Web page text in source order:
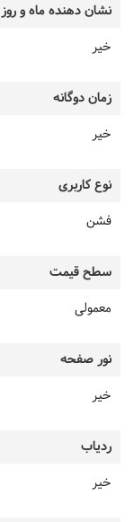
نشان دهنده ماه و روز
خیر
زمان دوگانه
خیر
نوع کاربری
فشن
سطح قیمت
معمولی
نور صفحه
خیر
ردیاب
خیر